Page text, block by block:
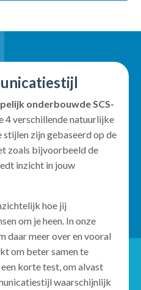
onderbouwde SCS-
4 verschillende natuurlijke
zijn gebaseerdop de
zoals bijvoorbeeld de
inzicht in jouw
hoe jij
om je heen. In onze
daar meer over en vooral
om betersamen te
korte test, om alvast
waarschijnlijk